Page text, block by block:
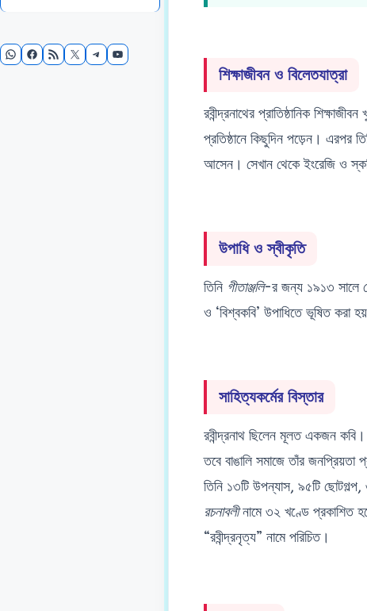
শিক্ষাজীবন ও বিলেতযাত্রা
রবীন্দ্রনাথের প্রাতিষ্ঠানিক
প্রতিষ্ঠানে কিছুদিন পড়েন। এরপর
আসেন। সেখান থেকে ইংরেজি ও
উপাধি ও স্বীকৃতি
তিনি গীতাঞ্জলি-র জন্য ১৯১৩ সালে
ও ‘বিশ্বকবি’ উপাধিতে ভূষিত করা
সাহিত্যকর্মের বিস্তার
রবীন্দ্রনাথ ছিলেন মূলত একজন
তবে বাঙালি সমাজে তাঁর জনপ্রিয়তা
তিনি ১৩টি উপন্যাস, ৯৫টি
রচনাবলীনামে ৩২ খণ্ডে প্রকাশিত
“রবীন্দ্রনৃত্য” নামে পরিচিত।
WhatsApp
Facebook
RSS FeedX Telegram
YouTube